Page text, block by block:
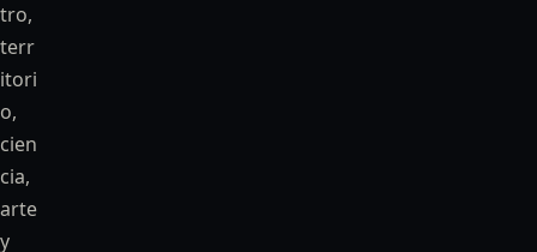
tro,
terr
itori
o,
cien
cia,
arte
y